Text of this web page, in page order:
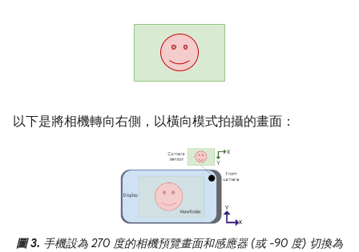
以下是將相機轉向右側，以橫向模式拍攝的畫面：
圖 3. 手機設為 270 度的相機預覽畫面和感應器 (或 -90 度) 切換為